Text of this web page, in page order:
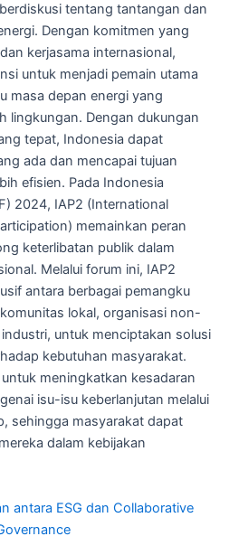
tentang tantangan dan
Dengan komitmen yang
kerjasama internasional,
untuk menjadi pemain utama
masa depan energi yang
lingkungan. Dengan dukungan
tepat, Indonesia dapat
ada dan mencapai tujuan
efisien. Pada Indonesia
2024, IAP2 (International
memainkan peran
keterlibatan publik dalam
Melalui forum ini, IAP2
antara berbagai pemangku
lokal, organisasi non-
untuk menciptakan solusi
kebutuhan masyarakat.
meningkatkan kesadaran
isu-isu keberlanjutan melalui
sehingga masyarakat dapat
dalam kebijakan
antara ESG dan Collaborative